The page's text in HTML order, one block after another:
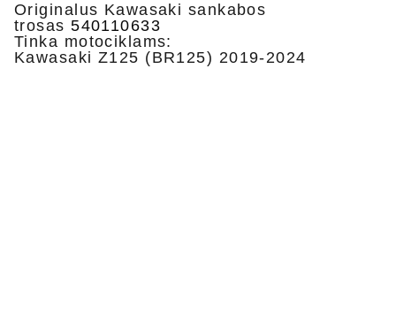
Originalus Kawasaki sankabos
trosas540110633
Tinka motociklams:
Kawasaki Z125 (BR125) 2019-2024